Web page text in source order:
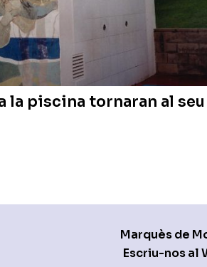
la piscina tornaran al seu
Marquès de
Escriu-nos al